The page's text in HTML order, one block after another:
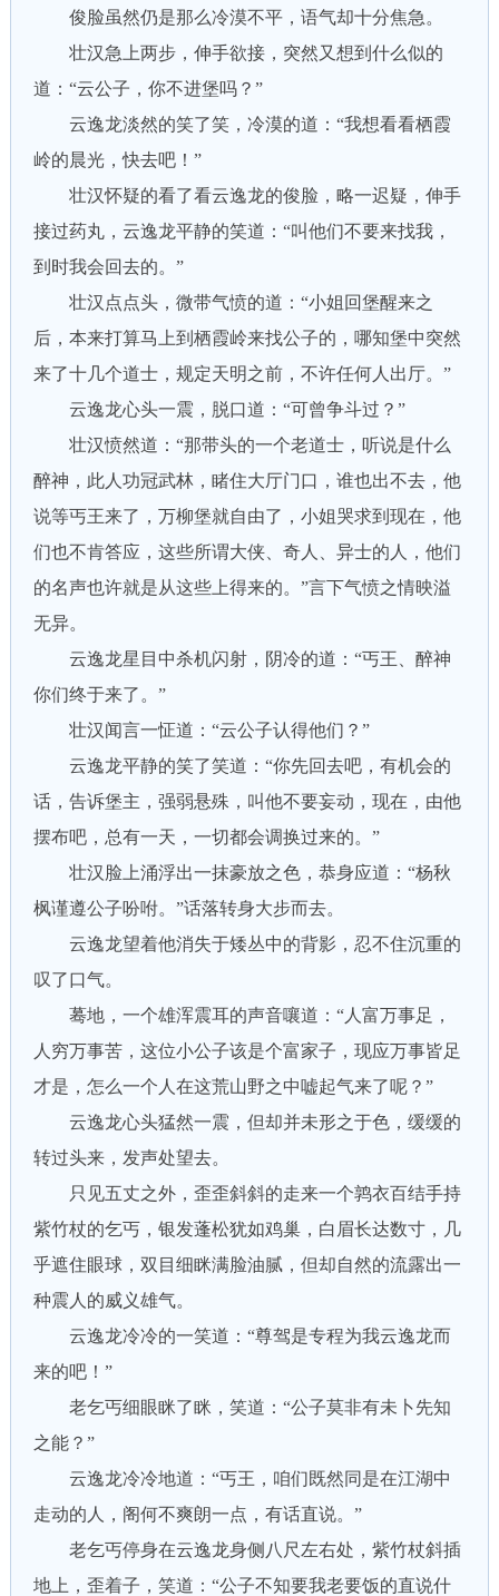
俊脸虽然仍是那么冷漠不平，语气却十分焦急。
壮汉急上两步，伸手欲接，突然又想到什么似的
道：“云公子，你不进堡吗？”
云逸龙淡然的笑了笑，冷漠的道：“我想看看栖霞
岭的晨光，快去吧！”
壮汉怀疑的看了看云逸龙的俊脸，略一迟疑，伸手
接过药丸，云逸龙平静的笑道：“叫他们不要来找我，
到时我会回去的。”
壮汉点点头，微带气愤的道：“小姐回堡醒来之
后，本来打算马上到栖霞岭来找公子的，哪知堡中突然
来了十几个道士，规定天明之前，不许任何人出厅。”
云逸龙心头一震，脱口道：“可曾争斗过？”
壮汉愤然道：“那带头的一个老道士，听说是什么
醉神，此人功冠武林，睹住大厅门口，谁也出不去，他
说等丐王来了，万柳堡就自由了，小姐哭求到现在，他
们也不肯答应，这些所谓大侠、奇人、异士的人，他们
的名声也许就是从这些上得来的。”言下气愤之情映溢
无异。
云逸龙星目中杀机闪射，阴冷的道：“丐王、醉神
你们终于来了。”
壮汉闻言一怔道：“云公子认得他们？”
云逸龙平静的笑了笑道：“你先回去吧，有机会的
话，告诉堡主，强弱悬殊，叫他不要妄动，现在，由他
摆布吧，总有一天，一切都会调换过来的。”
壮汉脸上涌浮出一抹豪放之色，恭身应道：“杨秋
枫谨遵公子吩咐。”话落转身大步而去。
云逸龙望着他消失于矮丛中的背影，忍不住沉重的
叹了口气。
蓦地，一个雄浑震耳的声音嚷道：“人富万事足，
人穷万事苦，这位小公子该是个富家子，现应万事皆足
才是，怎么一个人在这荒山野之中嘘起气来了呢？”
云逸龙心头猛然一震，但却并未形之于色，缓缓的
转过头来，发声处望去。
只见五丈之外，歪歪斜斜的走来一个鹑衣百结手持
紫竹杖的乞丐，银发蓬松犹如鸡巢，白眉长达数寸，几
乎遮住眼球，双目细眯满脸油腻，但却自然的流露出一
种震人的威义雄气。
云逸龙冷冷的一笑道：“尊驾是专程为我云逸龙而
来的吧！”
老乞丐细眼眯了眯，笑道：“公子莫非有未卜先知
之能？”
云逸龙冷冷地道：“丐王，咱们既然同是在江湖中
走动的人，阁何不爽朗一点，有话直说。”
老乞丐停身在云逸龙身侧八尺左右处，紫竹杖斜插
地上，歪着子，笑道：“公子不知要我老要饭的直说什